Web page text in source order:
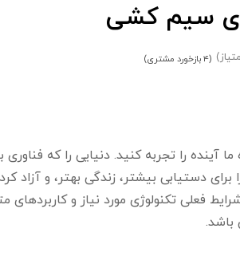
ای سیم کشی
(۴بازخورد مشتری)
آینده را تجربه کنید. دنیایی را که
برای دستیابی بیشتر، زندگی بهتر، و آزاد
فعلی تکنولوژی مورد نیاز و کاربردهای
باشد.